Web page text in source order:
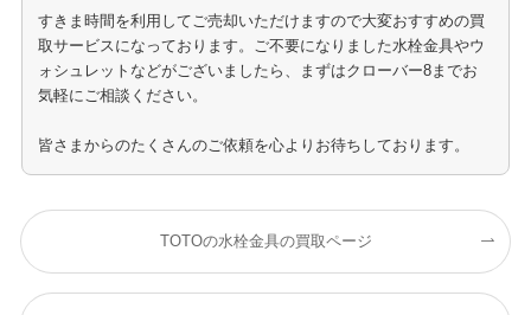
すきま時間を利用してご売却いただけますので大変おすすめの買
取サービスになっております。ご不要になりました水栓金具やウ
ォシュレットなどがございましたら、まずはクローバー8までお
気軽にご相談ください。
皆さまからのたくさんのご依頼を心よりお待ちしております。
TOTOの水栓金具の買取ページ